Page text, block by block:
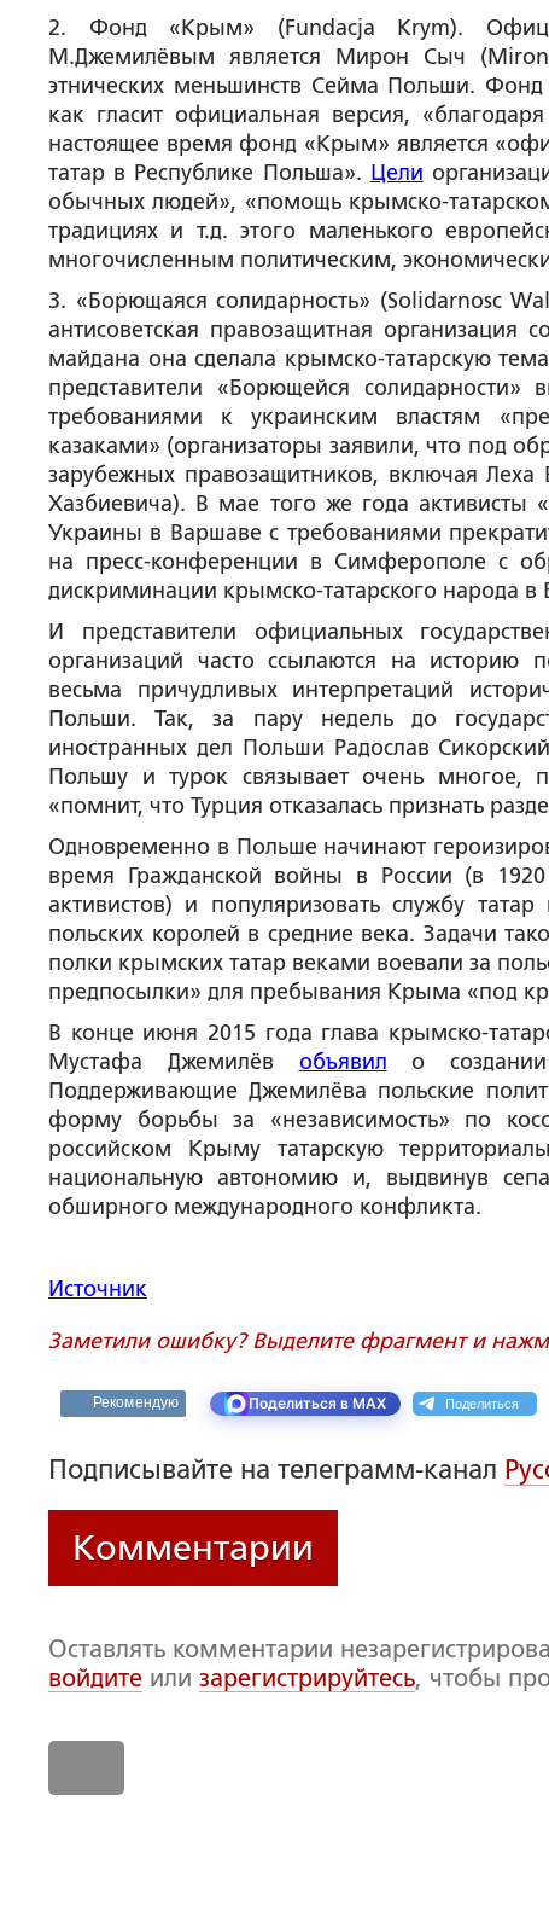
2. Фонд «Крым» (Fundacja Krym).
М.Джемилёвым является Мирон Сыч
этнических меньшинств Сейма Польши.
как гласит официальная версия,
настоящее время фонд «Крым» является
татар в Республике Польша». Цели
обычных людей», «помощь крымско-
традициях и т.д. этого маленького
многочисленным политическим,
3. «Борющаяся солидарность» (Solidarnosc
антисоветская правозащитная организация
майдана она сделала крымско-татарскую
представители «Борющейся
требованиями к украинским властям
казаками» (организаторы заявили, что под
зарубежных правозащитников, включая Леха
Хазбиевича). В мае того же года активисты
Украины в Варшаве с требованиями
на пресс-конференции в Симферополе с
дискриминации крымско-татарского народа в
И представители официальных
организаций часто ссылаются на историю
весьма причудливых интерпретаций
Польши. Так, за пару недель до
иностранных дел Польши Радослав
Польшу и турок связывает очень многое,
«помнит, что Турция отказалась признать
Одновременно в Польше начинают
время Гражданской войны в России (в
активистов) и популяризовать службу
польских королей в средние века. Задачи
полки крымских татар веками воевали за
предпосылки» для пребывания Крыма «под
В конце июня 2015 года глава крымско-
Мустафа Джемилёв объявил о
Поддерживающие Джемилёва польские
форму борьбы за «независимость» по
российском Крыму татарскую
национальную автономию и, выдвинув
обширного международного конфликта.
Источник
Заметили ошибку? Выделите фрагмент и
Рекомендую Поделиться в MAX Поделиться
Подписывайте на телеграмм-канал
Комментарии
Оставлять комментарии
войдите или зарегистрируйтесь, чтобы